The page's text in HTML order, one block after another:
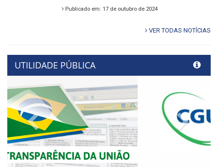
Publicado em: 17 de outubro de 2024
VER TODAS NOTÍCIAS
UTILIDADE PÚBLICA
Previous Next